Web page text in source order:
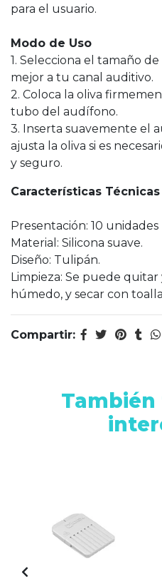
para el usuario.
Modo de Uso
1. Selecciona el tamaño
mejor a tu canal auditivo.
2. Coloca la oliva
tubo del audífono.
3. Inserta suavemente el
ajusta la oliva si es
y seguro.
Características Técnicas
Presentación: 10 unidades
Material: Silicona suave.
Diseño: Tulipán.
Limpieza: Se puede
húmedo, y secar con
Compartir: